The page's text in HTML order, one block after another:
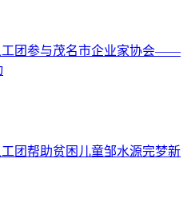
工团参与茂名市企业家协会——
团帮助贫困儿童邹水源完梦新